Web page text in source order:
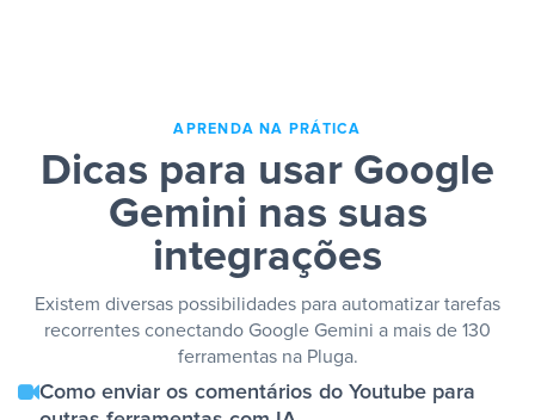
APRENDA NA PRÁTICA
Dicas para usar Google
Gemini nas suas
integrações
Existem diversas possibilidades para automatizar tarefas
recorrentes conectando Google Gemini a mais de 130
ferramentas na Pluga.
Como enviar os comentários do Youtube para